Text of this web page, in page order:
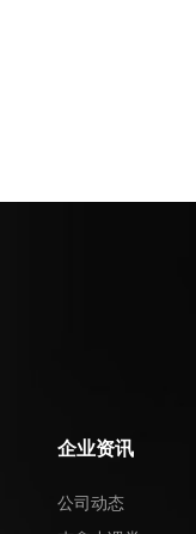
企业资讯
公司动态